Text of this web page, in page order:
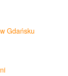
Gdańsku